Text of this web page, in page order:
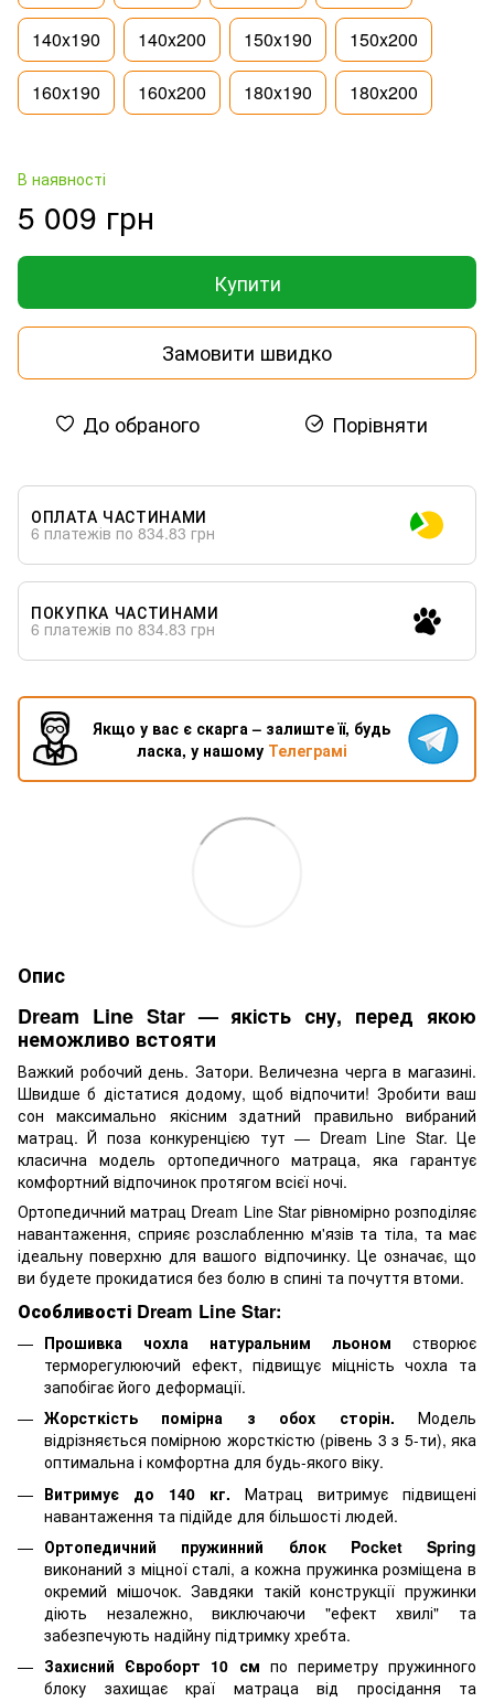
140x190 140x200 150x190 150x200
160x190 160x200 180x190 180x200
В наявності
5 009 грн
Купити
Замовити швидко
До обраного Порівняти
ОПЛАТА ЧАСТИНАМИ
6 платежів по 834.83 грн
ПОКУПКА ЧАСТИНАМИ
6 платежів по 834.83 грн
Якщо у вас є скарга – залиште її, будь
ласка, у нашому Телеграмі
Опис
Dream Line Star — якість сну, перед якою
неможливо встояти
Важкий робочий день. Затори. Величезна черга в магазині.
Швидше б дістатися додому, щоб відпочити! Зробити ваш
сон максимально якісним здатний правильно вибраний
матрац. Й поза конкуренцією тут — Dream Line Star. Це
класична модель ортопедичного матраца, яка гарантує
комфортний відпочинок протягом всієї ночі.
Ортопедичний матрац Dream Line Star рівномірно розподіляє
навантаження, сприяє розслабленню м'язів та тіла, та має
ідеальну поверхню для вашого відпочинку. Це означає, що
ви будете прокидатися без болю в спині та почуття втоми.
Особливості Dream Line Star:
Прошивка чохла натуральним льоном створює
терморегулюючий ефект, підвищує міцність чохла та
запобігає його деформації.
Жорсткість помірна з обох сторін. Модель
відрізняється помірною жорсткістю (рівень 3 з 5-ти), яка
оптимальна і комфортна для будь-якого віку.
Витримує до 140 кг. Матрац витримує підвищені
навантаження та підійде для більшості людей.
Ортопедичний пружинний блок Pocket Spring
виконаний з міцної сталі, а кожна пружинка розміщена в
окремий мішочок. Завдяки такій конструкції пружинки
діють незалежно, виключаючи "ефект хвилі" та
забезпечують надійну підтримку хребта.
Захисний Євроборт 10 см по периметру пружинного
блоку захищає краї матраца від просідання та